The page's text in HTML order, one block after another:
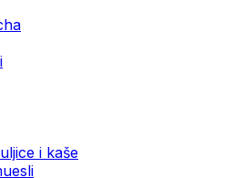
i kaše